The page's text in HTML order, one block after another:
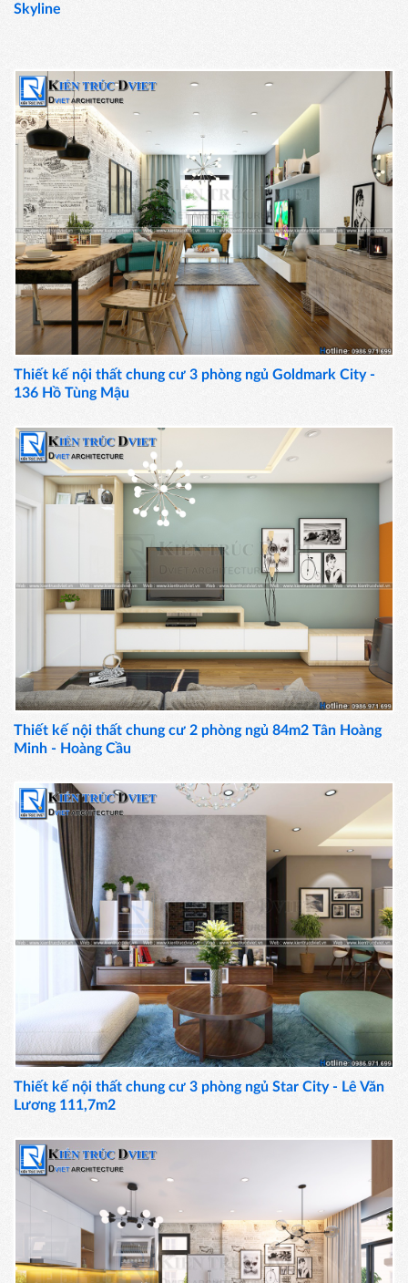
Skyline
Thiết kế nội thất chung cư 3 phòng ngủ Goldmark City -
136 Hồ Tùng Mậu
Thiết kế nội thất chung cư 2 phòng ngủ 84m2 Tân Hoàng
Minh - Hoàng Cầu
Thiết kế nội thất chung cư 3 phòng ngủ Star City - Lê Văn
Lương 111,7m2